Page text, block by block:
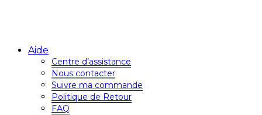
Aide
Centre d’assistance
Nous contacter
Suivre ma commande
Politique de Retour
FAQ